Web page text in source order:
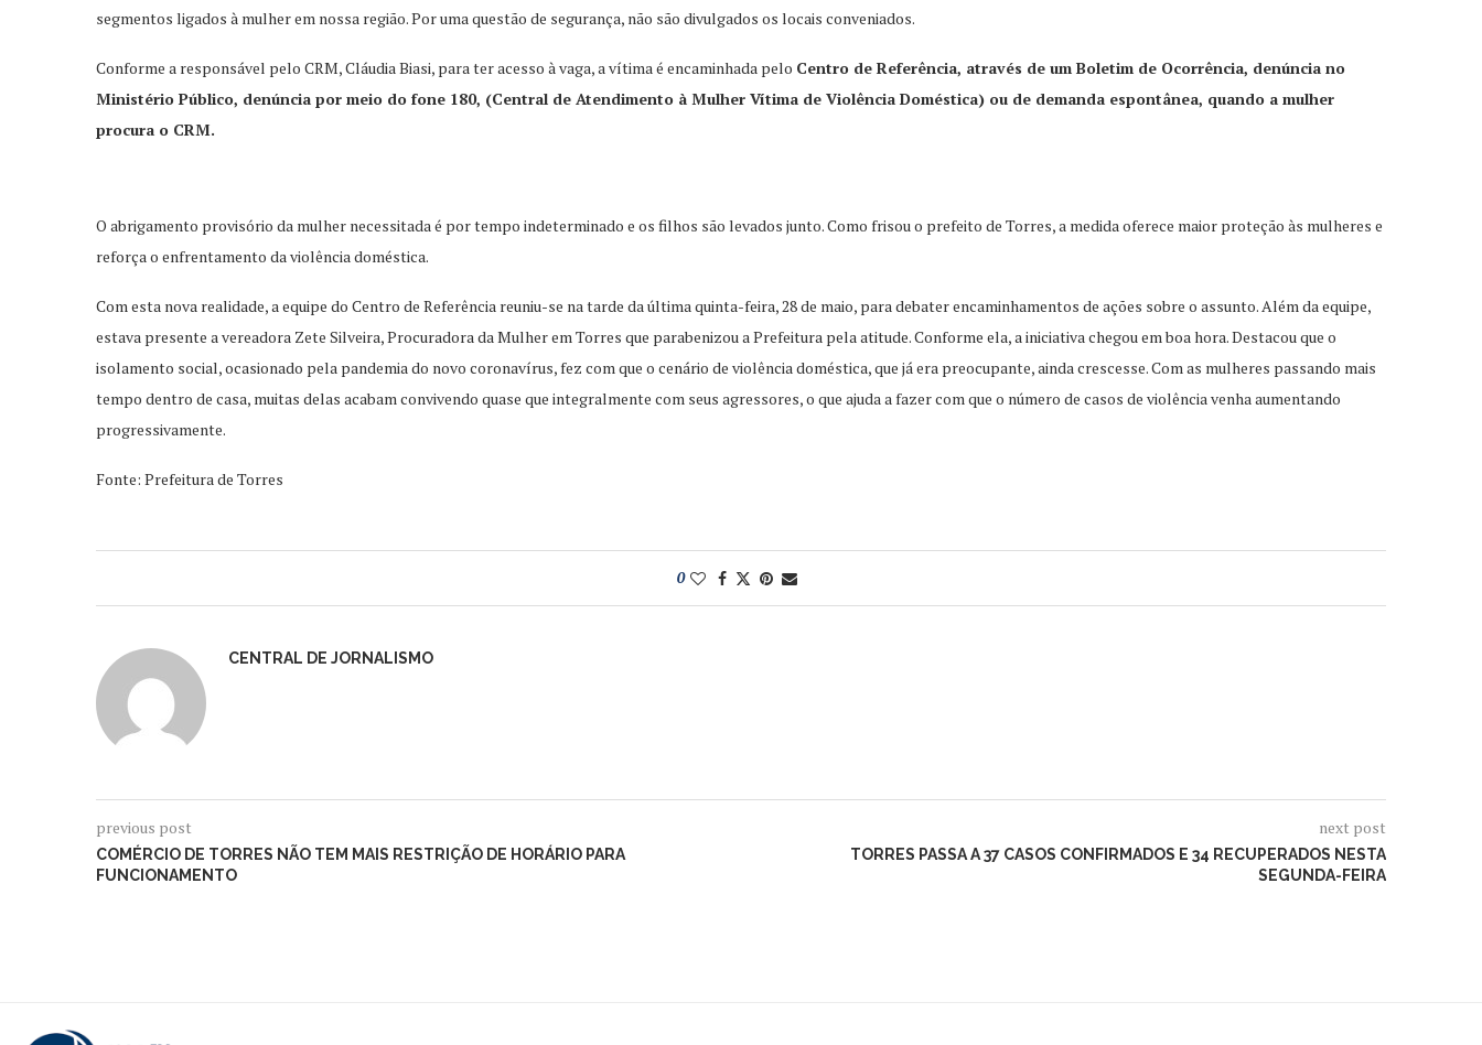
segmentos ligados à mulher em nossa região. Por uma questão de segurança, não são divulgados os locais conveniados.
Conforme a responsável pelo CRM, Cláudia Biasi, para ter acesso à vaga, a vítima é encaminhada pelo Centro de Referência, através de um Boletim de Ocorrência, denúncia no
Ministério Público, denúncia por meio do fone 180, (Central de Atendimento à Mulher Vítima de Violência Doméstica) ou de demanda espontânea, quando a mulher
procura o CRM.
O abrigamento provisório da mulher necessitada é por tempo indeterminado e os filhos são levados junto. Como frisou o prefeito de Torres, a medida oferece maior proteção às mulheres e
reforça o enfrentamento da violência doméstica.
Com esta nova realidade, a equipe do Centro de Referência reuniu-se na tarde da última quinta-feira, 28 de maio, para debater encaminhamentos de ações sobre o assunto. Além da equipe,
estava presente a vereadora Zete Silveira, Procuradora da Mulher em Torres que parabenizou a Prefeitura pela atitude. Conforme ela, a iniciativa chegou em boa hora. Destacou que o
isolamento social, ocasionado pela pandemia do novo coronavírus, fez com que o cenário de violência doméstica, que já era preocupante, ainda crescesse. Com as mulheres passando mais
tempo dentro de casa, muitas delas acabam convivendo quase que integralmente com seus agressores, o que ajuda a fazer com que o número de casos de violência venha aumentando
progressivamente.
Fonte: Prefeitura de Torres
0
CENTRAL DE JORNALISMO
previous post
COMÉRCIO DE TORRES NÃO TEM MAIS RESTRIÇÃO DE HORÁRIO PARA
FUNCIONAMENTO
next post
TORRES PASSA A 37 CASOS CONFIRMADOS E 34 RECUPERADOS NESTA
SEGUNDA-FEIRA